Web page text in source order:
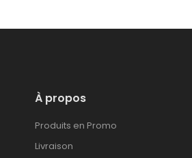
À propos
Produits en Promo
Livraison